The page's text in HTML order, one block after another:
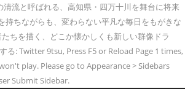
清流と呼ばれる、高知県・四万十川を舞台に将来
持ちながらも、変わらない平凡な毎日をもがきな
ちを描く、どこか懐かしくも新しい群像ドラ
る: Twitter 9tsu, Press F5 or Reload Page 1 times,
play. Please go to Appearance > Sidebars
Submit Sidebar.